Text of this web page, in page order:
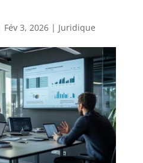
Fév 3, 2026| Juridique